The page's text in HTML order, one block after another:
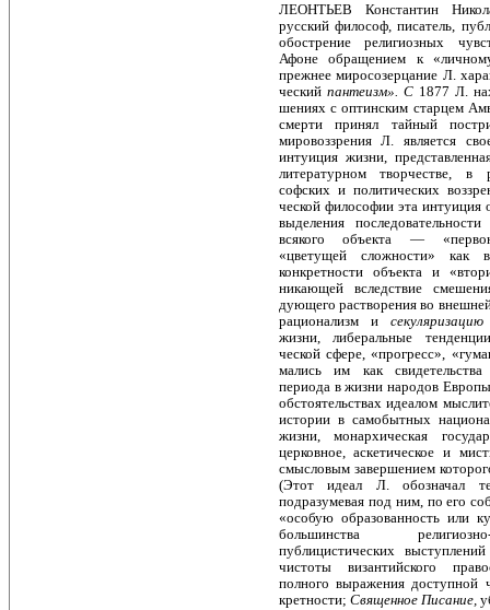
ЛЕОНТЬЕВ Константин
русский философ, писатель,
обострение религиозных
Афоне обращением к
прежнее миросозерцание Л.
ческий пантеизм». С 1877 Л.
шениях с оптинским старцем
смерти принял тайный
мировоззрения Л. является
интуиция жизни,
литературном творчестве, в
софских и политических
ческой философии эта интуиция
выделения
всякого объекта —
«цветущей сложности» как
конкретности объекта и
никающей вследствие
дующего растворения во
рационализм и
жизни, либеральные
ческой сфере, «прогресс»,
мались им как свидетельства
периода в жизни народов
обстоятельствах идеалом
истории в самобытных
жизни, монархическая
церковное, аскетическое и
смысловым завершением
(Этот идеал Л. обозначал
подразумевая под ним, по его
«особую образованность или
большинства
публицистических
чистоты византийского
полного выражения доступной
кретности; Священное Писание,